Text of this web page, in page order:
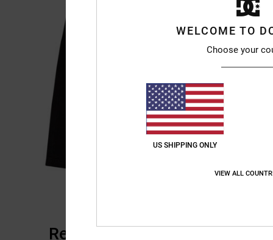
Recensioni dei clienti
WELCOME TO
Choose your
US SHIPPING ONLY
VIEW ALL